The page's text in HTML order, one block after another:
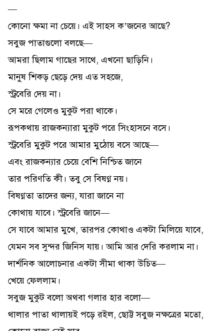
—
কোনো ক্ষমা না চেয়ে। এই সাহস ক’জনের আছে?
সবুজ পাতাগুলো বলছে—
আমরা ছিলাম গাছের সাথে, এখনো ছাড়িনি।
মানুষ শিকড় ছেড়ে দেয় এত সহজে,
স্ট্রবেরি দেয় না।
সে মরে গেলেও মুকুট পরা থাকে।
রূপকথায় রাজকন্যারা মুকুট পরে সিংহাসনে বসে।
স্ট্রবেরি মুকুট পরে আমার মুঠোয় বসে আছে—
এবং রাজকন্যার চেয়ে বেশি নিশ্চিত জানে
তার পরিণতি কী। তবু সে বিষণ্ণ নয়।
বিষণ্ণতা তাদের জন্য, যারা জানে না
কোথায় যাবে। স্ট্রবেরি জানে—
সে যাবে আমার মুখে, তারপর কোথাও একটা মিলিয়ে যাবে,
যেমন সব সুন্দর জিনিস যায়। আমি আর দেরি করলাম না।
দার্শনিক আলোচনার একটা সীমা থাকা উচিত—
খেয়ে ফেললাম।
সবুজ মুকুট বলো অথবা গলার হার বলো—
থালার পাতা থালায়ই পড়ে রইল, ছোট্ট সবুজ নক্ষত্রের মতো,